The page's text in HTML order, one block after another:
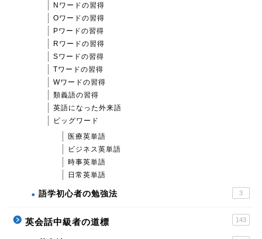
Nワードの習得
Oワードの習得
Pワードの習得
Rワードの習得
Sワードの習得
Tワードの習得
Wワードの習得
類義語の習得
英語になった外来語
ビッグワード
医療英単語
ビジネス英単語
時事英単語
日常英単語
語学初心者の勉強法 3
英会話中級者の道標 143